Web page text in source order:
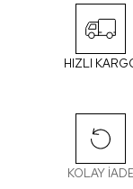
HIZLI
KOLAY